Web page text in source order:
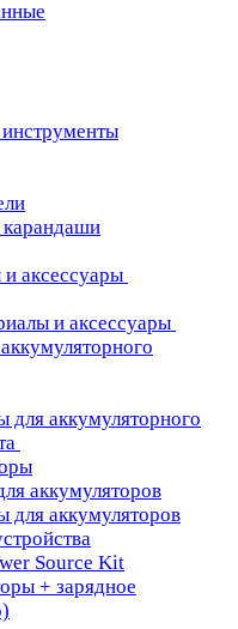
аксессуары
и аксессуары
для аккумуляторного
аккумуляторов
для аккумуляторов
Source Kit
+ зарядное